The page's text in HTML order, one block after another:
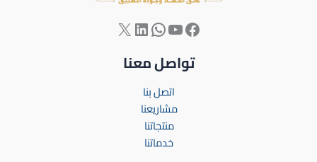
تواصل معنا
اتصل بنا
مشاريعنا
منتجاتنا
خدماتنا